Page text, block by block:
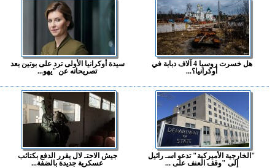
هل خسرت روسيا 4 آلاف دبابة في
أوكرانيا؟...
سيدة أوكرانيا الأولى ترد على بوتين بعد
تصريحاته عن "يهو...
"الخارجية الأميركية" تدعو اسـ رائيل
إلى "وقف العنف على ...
جيش الاحتـ لال يقرر الدفع بكتائب
عسكرية جديدة بالضفة...